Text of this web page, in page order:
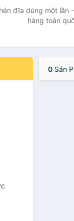
đĩa dùng một lần
hàng toàn
0Sản